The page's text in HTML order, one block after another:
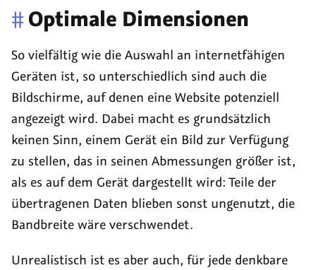
#Optimale Dimensionen
So vielfältig wie die Auswahl an internetfähigen
Geräten ist, so unterschiedlich sind auch die
Bildschirme, auf denen eine Website potenziell
angezeigt wird. Dabei macht es grundsätzlich
keinen Sinn, einem Gerät ein Bild zur Verfügung
zu stellen, das in seinen Abmessungen größer ist,
als es auf dem Gerät dargestellt wird: Teile der
übertragenen Daten blieben sonst ungenutzt, die
Bandbreite wäre verschwendet.
Unrealistisch ist es aber auch, für jede denkbare